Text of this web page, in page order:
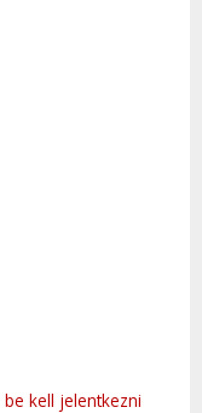
be kell jelentkezni